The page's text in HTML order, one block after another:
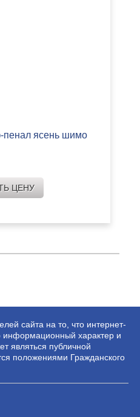
ясень шимо
ЦЕНУ
сайта на то, что интернет-
информационный характер и
являться публичной
положениями Гражданского